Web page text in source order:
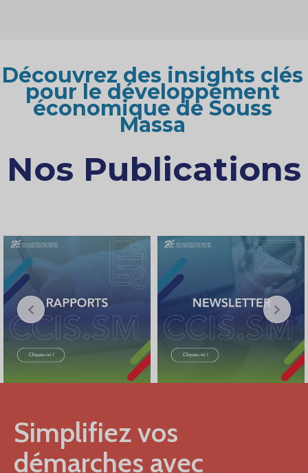
Découvrez des insights clés
pour le développement
économique de Souss
Massa
Nos Publications
Simplifiez vos
démarches avec